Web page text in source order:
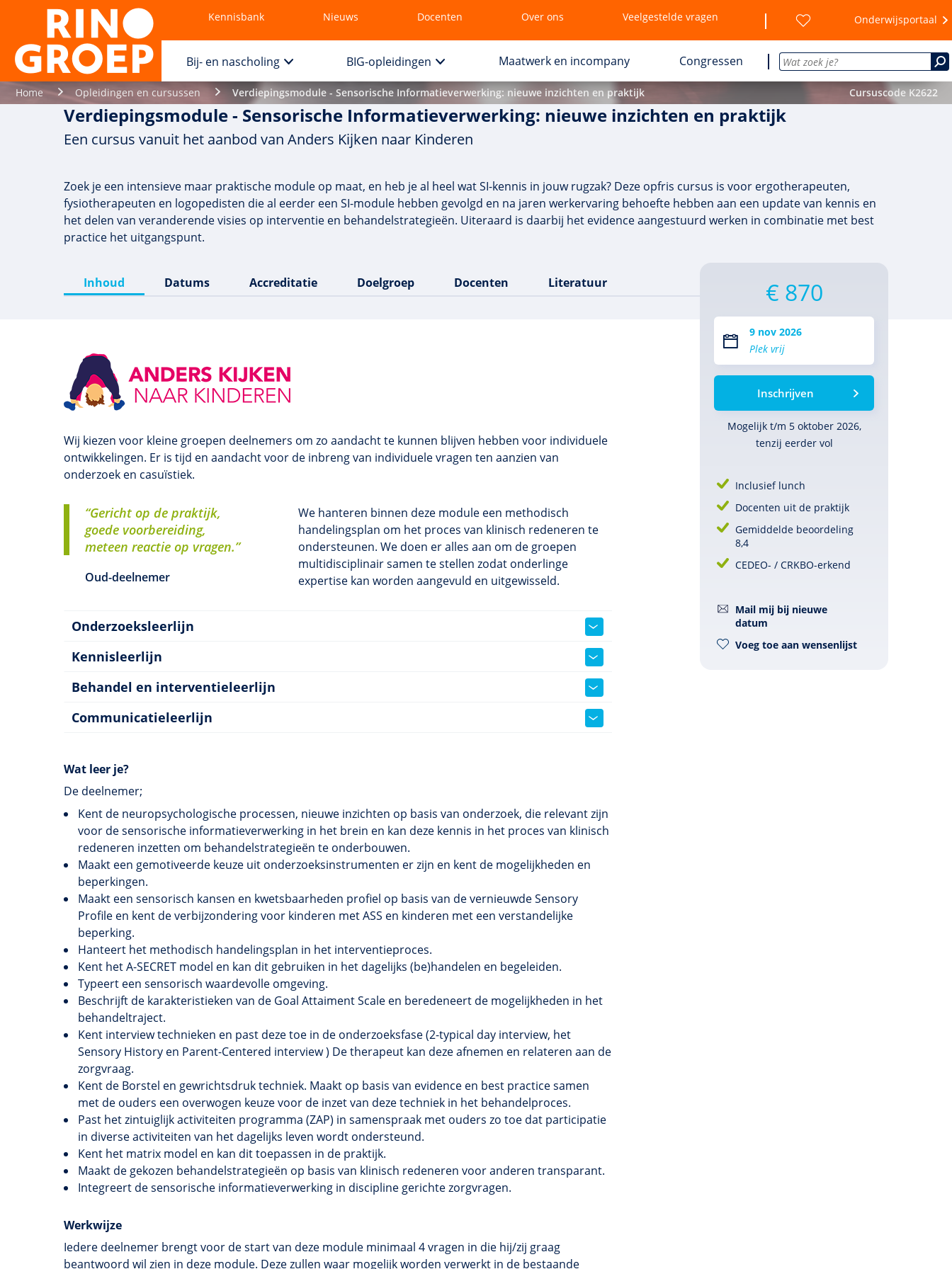
Kennisbank Nieuws Docenten Over ons Veelgestelde vragen Onderwijsportaal
Bij- en nascholing BIG-opleidingen Maatwerk en incompany Congressen
Home Opleidingen en cursussen Verdiepingsmodule - Sensorische Informatieverwerking: nieuwe inzichten en praktijk Cursuscode K2622
Verdiepingsmodule - Sensorische Informatieverwerking: nieuwe inzichten en praktijk
Een cursus vanuit het aanbod van Anders Kijken naar Kinderen
Zoek je een intensieve maar praktische module op maat, en heb je al heel wat SI-kennis in jouw rugzak? Deze opfris cursus is voor ergotherapeuten,
fysiotherapeuten en logopedisten die al eerder een SI-module hebben gevolgd en na jaren werkervaring behoefte hebben aan een update van kennis en
het delen van veranderende visies op interventie en behandelstrategieën. Uiteraard is daarbij het evidence aangestuurd werken in combinatie met best
practice het uitgangspunt.
€ 870
9 nov 2026
Plek vrij
Inschrijven
Mogelijk t/m 5 oktober 2026,
tenzij eerder vol
Inclusief lunch
Docenten uit de praktijk
Gemiddelde beoordeling
8,4
CEDEO- / CRKBO-erkend
Mail mij bij nieuwe
datum
Voeg toe aan wensenlijst
Inhoud Datums Accreditatie Doelgroep Docenten Literatuur
Wij kiezen voor kleine groepen deelnemers om zo aandacht te kunnen blijven hebben voor individuele
ontwikkelingen. Er is tijd en aandacht voor de inbreng van individuele vragen ten aanzien van
onderzoek en casuïstiek.
“Gericht op de praktijk,
goede voorbereiding,
meteen reactie op vragen.”
Oud-deelnemer
We hanteren binnen deze module een methodisch
handelingsplan om het proces van klinisch redeneren te
ondersteunen. We doen er alles aan om de groepen
multidisciplinair samen te stellen zodat onderlinge
expertise kan worden aangevuld en uitgewisseld.
Onderzoeksleerlijn
Kennisleerlijn
Behandel en interventieleerlijn
Communicatieleerlijn
Wat leer je?
De deelnemer;
Kent de neuropsychologische processen, nieuwe inzichten op basis van onderzoek, die relevant zijn
voor de sensorische informatieverwerking in het brein en kan deze kennis in het proces van klinisch
redeneren inzetten om behandelstrategieën te onderbouwen.
Maakt een gemotiveerde keuze uit onderzoeksinstrumenten er zijn en kent de mogelijkheden en
beperkingen.
Maakt een sensorisch kansen en kwetsbaarheden profiel op basis van de vernieuwde Sensory
Profile en kent de verbijzondering voor kinderen met ASS en kinderen met een verstandelijke
beperking.
Hanteert het methodisch handelingsplan in het interventieproces.
Kent het A-SECRET model en kan dit gebruiken in het dagelijks (be)handelen en begeleiden.
Typeert een sensorisch waardevolle omgeving.
Beschrijft de karakteristieken van de Goal Attaiment Scale en beredeneert de mogelijkheden in het
behandeltraject.
Kent interview technieken en past deze toe in de onderzoeksfase (2-typical day interview, het
Sensory History en Parent-Centered interview ) De therapeut kan deze afnemen en relateren aan de
zorgvraag.
Kent de Borstel en gewrichtsdruk techniek. Maakt op basis van evidence en best practice samen
met de ouders een overwogen keuze voor de inzet van deze techniek in het behandelproces.
Past het zintuiglijk activiteiten programma (ZAP) in samenspraak met ouders zo toe dat participatie
in diverse activiteiten van het dagelijks leven wordt ondersteund.
Kent het matrix model en kan dit toepassen in de praktijk.
Maakt de gekozen behandelstrategieën op basis van klinisch redeneren voor anderen transparant.
Integreert de sensorische informatieverwerking in discipline gerichte zorgvragen.
Werkwijze
Iedere deelnemer brengt voor de start van deze module minimaal 4 vragen in die hij/zij graag
beantwoord wil zien in deze module. Deze zullen waar mogelijk worden verwerkt in de bestaande